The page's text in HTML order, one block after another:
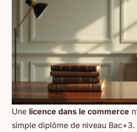
Une licence dans le commerce
simple diplôme de niveau Bac+3.